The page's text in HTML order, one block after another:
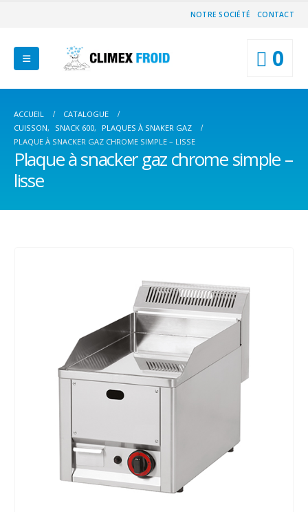
NOTRE SOCIÉTÉ CONTACT
0
ACCUEIL
CATALOGUE
CUISSON, SNACK 600,
PLAQUES À SNAKER GAZ
PLAQUE À SNACKER GAZ CHROME SIMPLE – LISSE
Plaque à snacker gaz chrome simple –
lisse